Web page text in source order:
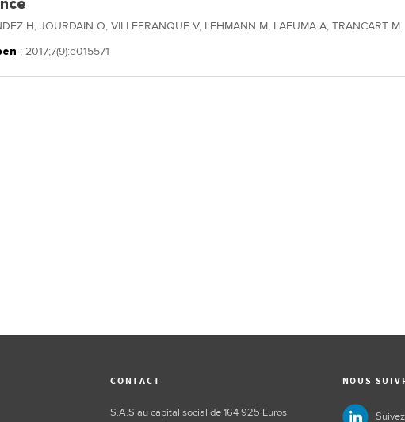
H, JOURDAIN O, VILLEFRANQUE V, LEHMANN M, LAFUMA A, TRANCART M.
; 2017;7(9):e015571
CONTACT
S.A.S au capital social de 164 925 Euros
NOUS